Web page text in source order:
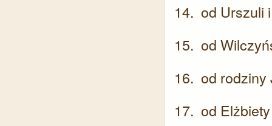
od Urszuli
od
od rodziny
od